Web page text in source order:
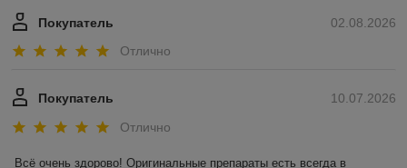
02.08.2026
Покупатель
Отлично
10.07.2026
Покупатель
Отлично
Всё очень здорово! Оригинальные препараты есть всегда в